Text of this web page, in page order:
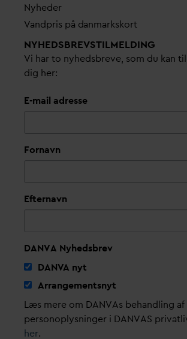
Nyheder
Vandpris på danmarkskort
NYHEDSBREVS­TILMELDING
Vi har to nyhedsbreve, som du kan
dig her:
E-mail adresse
Fornavn
Efternavn
DANVA Nyhedsbrev
DANVA nyt
Arrangementsnyt
Læs mere om DANVAs behandling af
personoplysninger i DANVAS
her.